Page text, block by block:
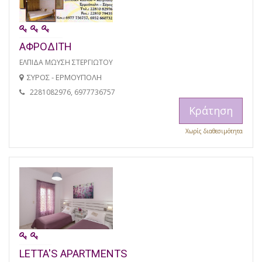
ΑΦΡΟΔΙΤΗ
ΕΛΠΙΔΑ ΜΩΥΣΗ ΣΤΕΡΓΙΩΤΟΥ
ΣΥΡΟΣ - ΕΡΜΟΥΠΟΛΗ
2281082976, 6977736757
Κράτηση
Χωρίς διαθεσιμότητα
LETTA'S APARTMENTS